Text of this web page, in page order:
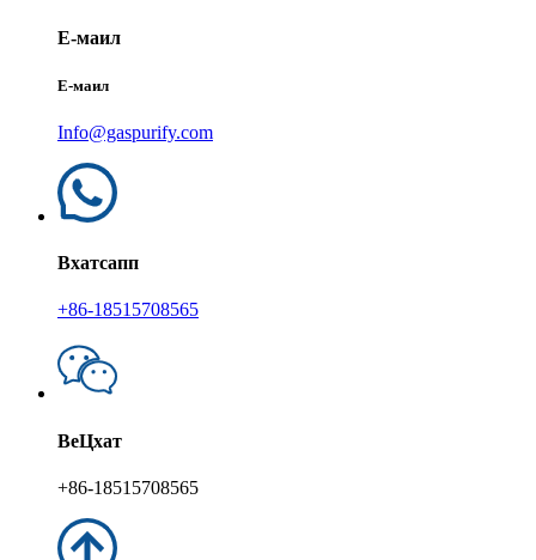
Е-маил
Е-маил
Info@gaspurify.com
Вхатсапп
+86-18515708565
ВеЦхат
+86-18515708565